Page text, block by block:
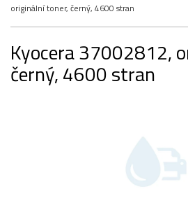
originální toner, černý, 4600 stran
Kyocera 37002812,
černý, 4600 stran